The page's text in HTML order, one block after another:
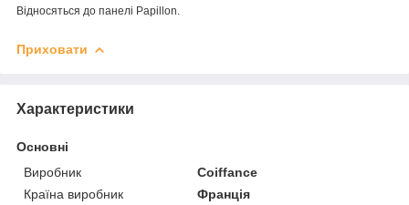
Відносяться до панелі Papillon.
Приховати
Характеристики
Основні
Виробник
Coiffance
Країна виробник
Франція